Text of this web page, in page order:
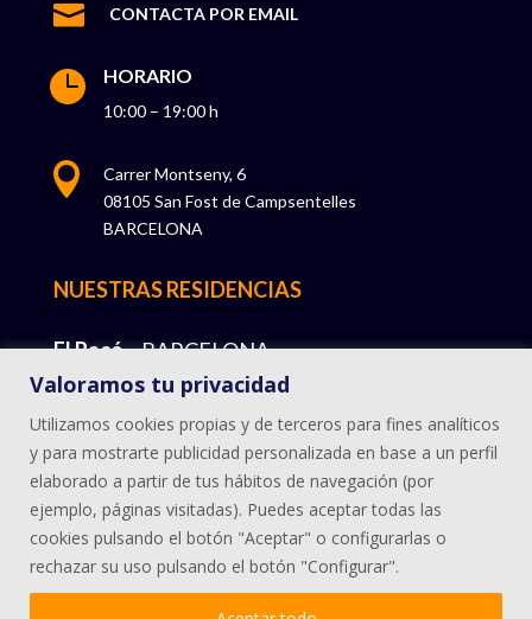
Valoramos tu privacidad
Utilizamos cookies propias y de terceros para fines analíticos
y para mostrarte publicidad personalizada en base a un perfil
elaborado a partir de tus hábitos de navegación (por
ejemplo, páginas visitadas). Puedes aceptar todas las
cookies pulsando el botón "Aceptar" o configurarlas o
rechazar su uso pulsando el botón "Configurar".
 CONTACTA POR EMAIL
 HORARIO
10:00 – 19:00 h

Carrer Montseny, 6
08105 San Fost de Campsentelles
BARCELONA
NUESTRAS RESIDENCIAS
El Racó– BARCELONA
Miravilla – BILBAO
La Encina – ARTZINIEGA
Jandóniz – BEDIA